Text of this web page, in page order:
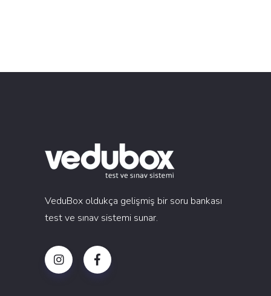
VeduBox oldukça gelişmiş bir soru bankası
test ve sınav sistemi sunar.